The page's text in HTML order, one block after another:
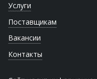
Услуги
Поставщикам
Вакансии
Контакты